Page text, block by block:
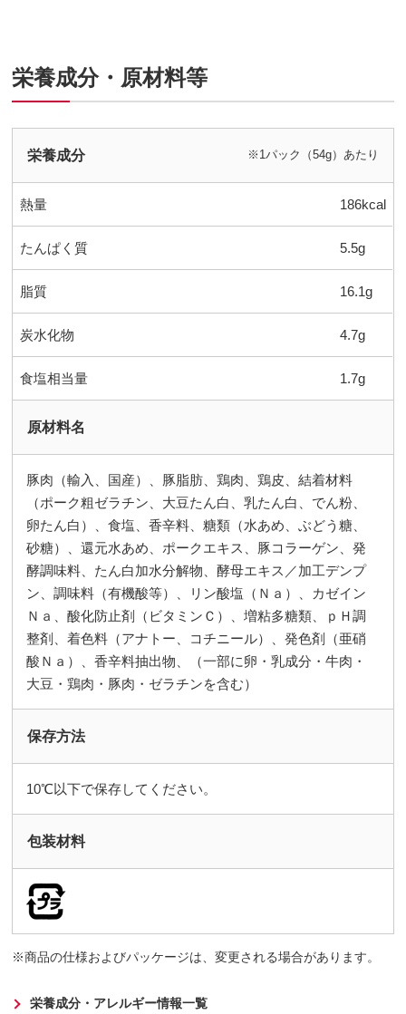
栄養成分・原材料等
栄養成分 ※1パック（54g）あたり
熱量 186kcal
たんぱく質 5.5g
脂質 16.1g
炭水化物 4.7g
食塩相当量 1.7g
原材料名
豚肉（輸入、国産）、豚脂肪、鶏肉、鶏皮、結着材料
（ポーク粗ゼラチン、大豆たん白、乳たん白、でん粉、
卵たん白）、食塩、香辛料、糖類（水あめ、ぶどう糖、
砂糖）、還元水あめ、ポークエキス、豚コラーゲン、発
酵調味料、たん白加水分解物、酵母エキス／加工デンプ
ン、調味料（有機酸等）、リン酸塩（Ｎａ）、カゼイン
Ｎａ、酸化防止剤（ビタミンＣ）、増粘多糖類、ｐＨ調
整剤、着色料（アナトー、コチニール）、発色剤（亜硝
酸Ｎａ）、香辛料抽出物、（一部に卵・乳成分・牛肉・
大豆・鶏肉・豚肉・ゼラチンを含む）
保存方法
10℃以下で保存してください。
包装材料
商品の仕様およびパッケージは、変更される場合があります。
栄養成分・アレルギー情報一覧